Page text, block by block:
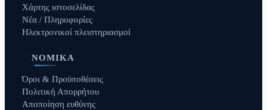
Χάρτης ιστοσελίδας
Νέα / Πληροφορίες
Ηλεκτρονικοί πλειστηριασμοί
ΝΟΜΙΚΆ
Όροι & Προϋποθέσεις
Πολιτική Απορρήτου
Αποποίηση ευθύνης